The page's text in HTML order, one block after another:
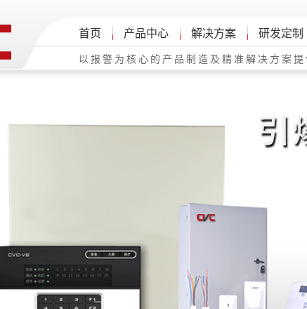
首页 产品中心 解决方案 研发定制
以报警为核心的产品制造及精准解决方案提